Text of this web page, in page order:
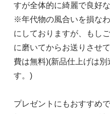
すが全体的に綺麗で良好な
※年代物の風合いを損な
にしておりますが、もし
に磨いてからお送りさせ
費は無料)(新品仕上げは
す。)
プレゼントにもおすすめ